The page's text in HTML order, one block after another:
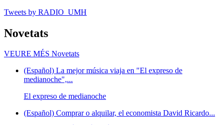
Tweets by RADIO_UMH
Novetats
VEURE MÉS Novetats
(Español) La mejor música viaja en "El expreso de
medianoche",...
El expreso de medianoche
(Español) Comprar o alquilar, el economista David Ricardo...